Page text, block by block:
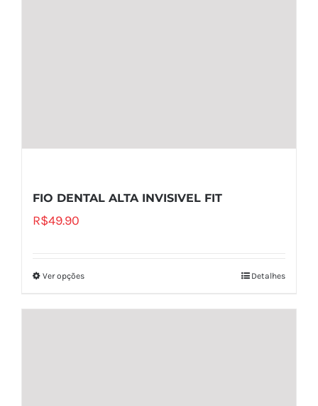
FIO DENTAL ALTA INVISIVEL FIT
R$49.90
Ver opções Detalhes